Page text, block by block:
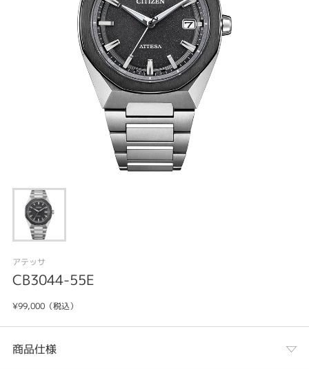
アテッサ
CB3044-55E
¥99,000（税込）
商品仕様